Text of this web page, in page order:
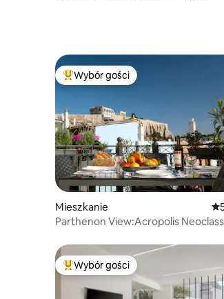
Najpopularniejsze z kategorii Wybór
Wybór gości
Mieszkanie
Parthenon View:Acropolis
Najpopularniejsze z kategorii Wybór
Wybór gości